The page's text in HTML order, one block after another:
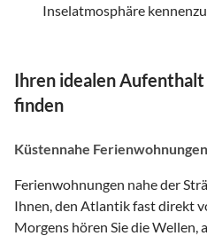
Inselatmosphäre
Ihren idealen Aufenthalt
finden
Küstennahe
Ferienwohnungen nahe der
Ihnen, den Atlantik fast direkt
Morgens hören Sie die Wellen,